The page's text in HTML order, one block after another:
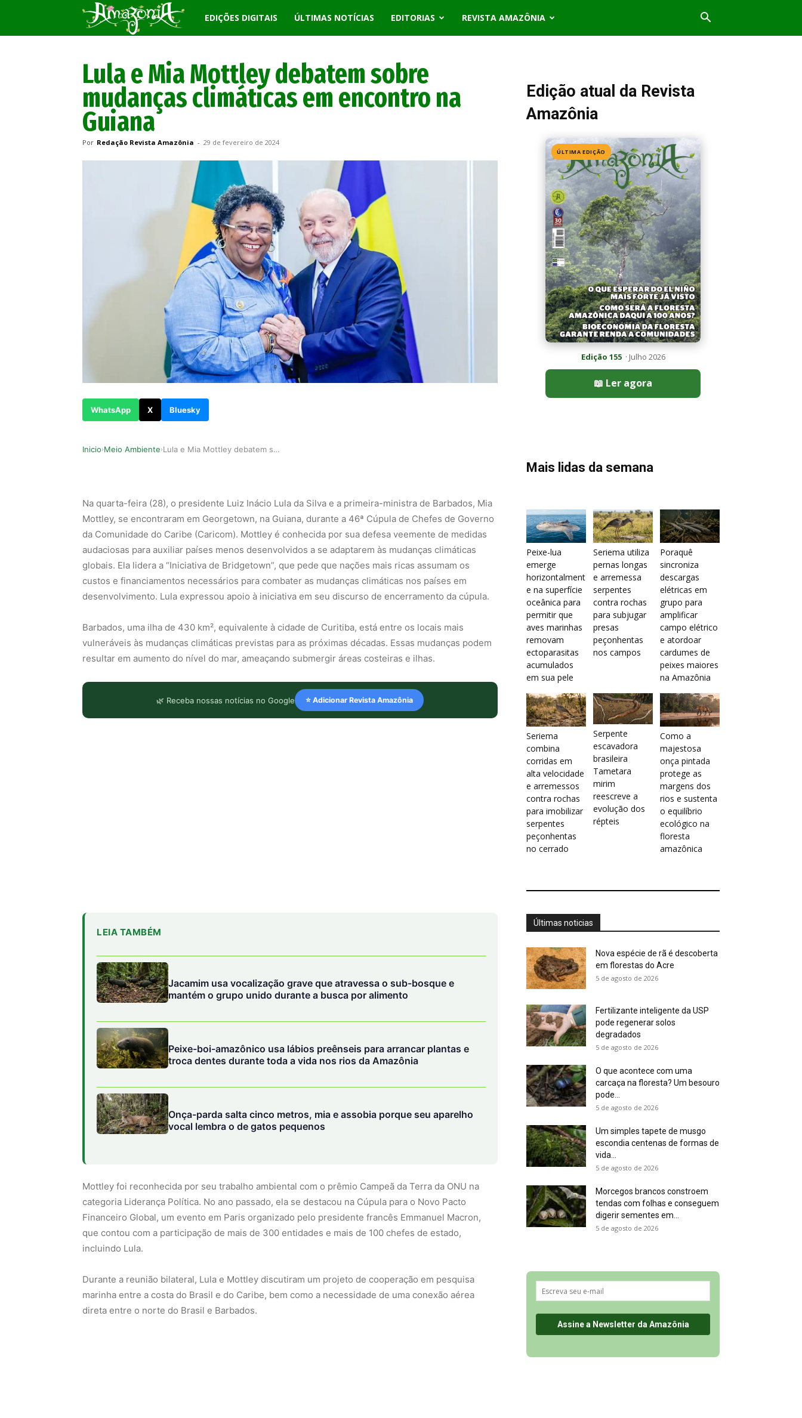
Revista
EDIÇÕES DIGITAIS ÚLTIMAS NOTÍCIAS EDITORIAS REVISTA AMAZÔNIA
Lula e Mia Mottley debatem sobre
mudanças climáticas em encontro na
Guiana
Por Redação Revista Amazônia - 29 de fevereiro de 2024
WhatsApp X Bluesky
Inicio›Meio Ambiente› Lula e Mia Mottley debatem sobre mudanças climá…
Na quarta-feira (28), o presidente Luiz Inácio Lula da Silva e a primeira-ministra de Barbados, Mia
Mottley, se encontraram em Georgetown, na Guiana, durante a 46ª Cúpula de Chefes de Governo
da Comunidade do Caribe (Caricom). Mottley é conhecida por sua defesa veemente de medidas
audaciosas para auxiliar países menos desenvolvidos a se adaptarem às mudanças climáticas
globais. Ela lidera a “Iniciativa de Bridgetown”, que pede que nações mais ricas assumam os
custos e financiamentos necessários para combater as mudanças climáticas nos países em
desenvolvimento. Lula expressou apoio à iniciativa em seu discurso de encerramento da cúpula.
Barbados, uma ilha de 430 km², equivalente à cidade de Curitiba, está entre os locais mais
vulneráveis às mudanças climáticas previstas para as próximas décadas. Essas mudanças podem
resultar em aumento do nível do mar, ameaçando submergir áreas costeiras e ilhas.
🌿 Receba nossas notícias no Google ⭐ Adicionar Revista Amazônia
LEIA TAMBÉM
Jacamim usa vocalização grave que atravessa o sub-bosque e
mantém o grupo unido durante a busca por alimento
Peixe-boi-amazônico usa lábios preênseis para arrancar plantas e
troca dentes durante toda a vida nos rios da Amazônia
Onça-parda salta cinco metros, mia e assobia porque seu aparelho
vocal lembra o de gatos pequenos
Mottley foi reconhecida por seu trabalho ambiental com o prêmio Campeã da Terra da ONU na
categoria Liderança Política. No ano passado, ela se destacou na Cúpula para o Novo Pacto
Financeiro Global, um evento em Paris organizado pelo presidente francês Emmanuel Macron,
que contou com a participação de mais de 300 entidades e mais de 100 chefes de estado,
incluindo Lula.
Durante a reunião bilateral, Lula e Mottley discutiram um projeto de cooperação em pesquisa
marinha entre a costa do Brasil e do Caribe, bem como a necessidade de uma conexão aérea
direta entre o norte do Brasil e Barbados.
Edição atual da Revista
Amazônia
ÚLTIMA EDIÇÃO
Edição 155· Julho 2026
📖 Ler agora
Mais lidas da semana
Peixe-lua
emerge
horizontalment
e na superfície
oceânica para
permitir que
aves marinhas
removam
ectoparasitas
acumulados
em sua pele
Seriema utiliza
pernas longas
e arremessa
serpentes
contra rochas
para subjugar
presas
peçonhentas
nos campos
Poraquê
sincroniza
descargas
elétricas em
grupo para
amplificar
campo elétrico
e atordoar
cardumes de
peixes maiores
na Amazônia
Seriema
combina
corridas em
alta velocidade
e arremessos
contra rochas
para imobilizar
serpentes
peçonhentas
no cerrado
Serpente
escavadora
brasileira
Tametara
mirim
reescreve a
evolução dos
répteis
Como a
majestosa
onça pintada
protege as
margens dos
rios e sustenta
o equilíbrio
ecológico na
floresta
amazônica
Últimas noticias
Nova espécie de rã é descoberta
em florestas do Acre
5 de agosto de 2026
Fertilizante inteligente da USP
pode regenerar solos
degradados
5 de agosto de 2026
O que acontece com uma
carcaça na floresta? Um besouro
pode...
5 de agosto de 2026
Um simples tapete de musgo
escondia centenas de formas de
vida...
5 de agosto de 2026
Morcegos brancos constroem
tendas com folhas e conseguem
digerir sementes em...
5 de agosto de 2026